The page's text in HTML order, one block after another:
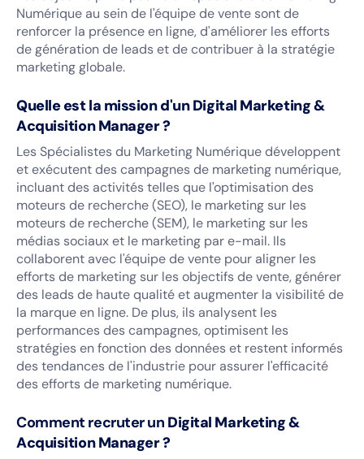
Numérique au sein de l'équipe de vente sont de
renforcer la présence en ligne, d'améliorer les efforts
de génération de leads et de contribuer à la stratégie
marketing globale.
Quelle est la mission d'unDigital Marketing &
Acquisition Manager ?
Les Spécialistes du Marketing Numérique développent
et exécutent des campagnes de marketing numérique,
incluant des activités telles que l'optimisation des
moteurs de recherche (SEO), le marketing sur les
moteurs de recherche (SEM), le marketing sur les
médias sociaux et le marketing par e-mail. Ils
collaborent avec l'équipe de vente pour aligner les
efforts de marketing sur les objectifs de vente, générer
des leads de haute qualité et augmenter la visibilité de
la marque en ligne. De plus, ils analysent les
performances des campagnes, optimisent les
stratégies en fonction des données et restent informés
des tendances de l'industrie pour assurer l'efficacité
des efforts de marketing numérique.
Comment recruter un Digital Marketing &
Acquisition Manager ?